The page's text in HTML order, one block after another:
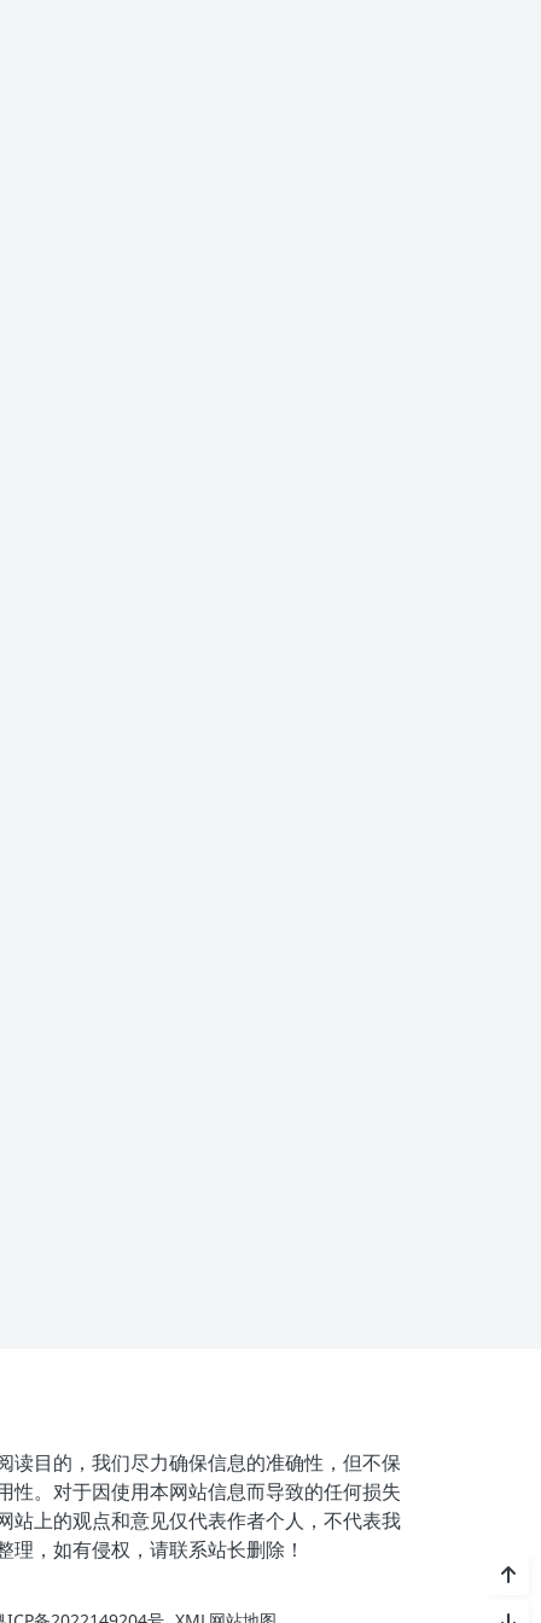
读目的，我们尽力确保信息的准确性，但不保
性。对于因使用本网站信息而导致的任何损失
站上的观点和意见仅代表作者个人，不代表我
，如有侵权，请联系站长删除！